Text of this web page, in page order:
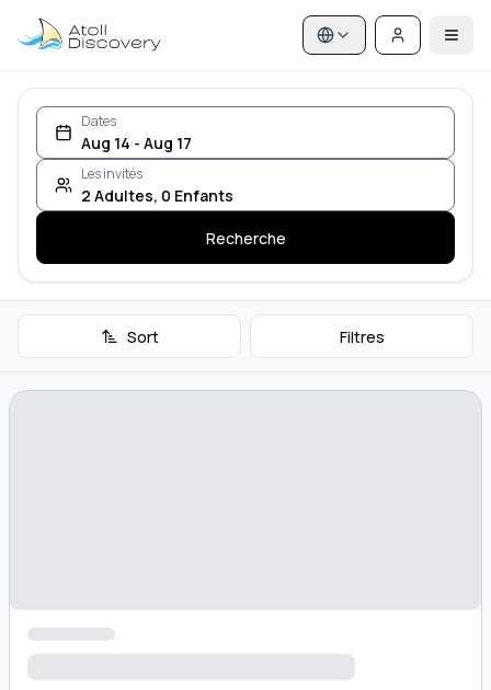
Dates
Aug 14 - Aug 17
Les invités
2 Adultes, 0 Enfants
Recherche
Sort Filtres